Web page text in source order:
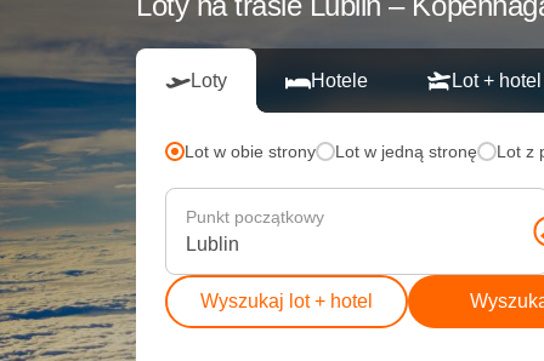
Loty Hotele Lot + hotel
Lot w obie strony Lot w jedną stronę Lot z
Punkt początkowy
Wyszukaj lot + hotel